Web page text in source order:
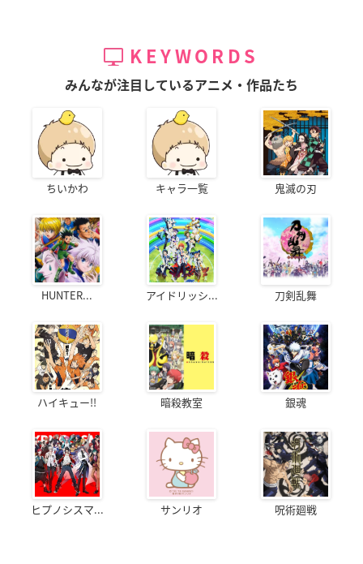
KEYWORDS
みんなが注目しているアニメ・作品たち
ちいかわ キャラ一覧 鬼滅の刃
HUNTER... アイドリッシ... 刀剣乱舞
ハイキュー!! 暗殺教室 銀魂
ヒプノシスマ... サンリオ 呪術廻戦